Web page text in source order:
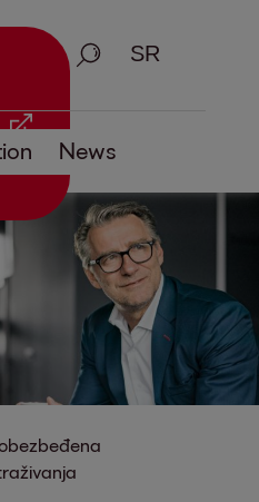
Pretraga
News